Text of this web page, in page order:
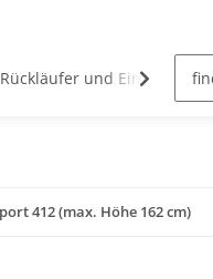
Rückläufer und Einzelstücke
412 (max. Höhe 162 cm)